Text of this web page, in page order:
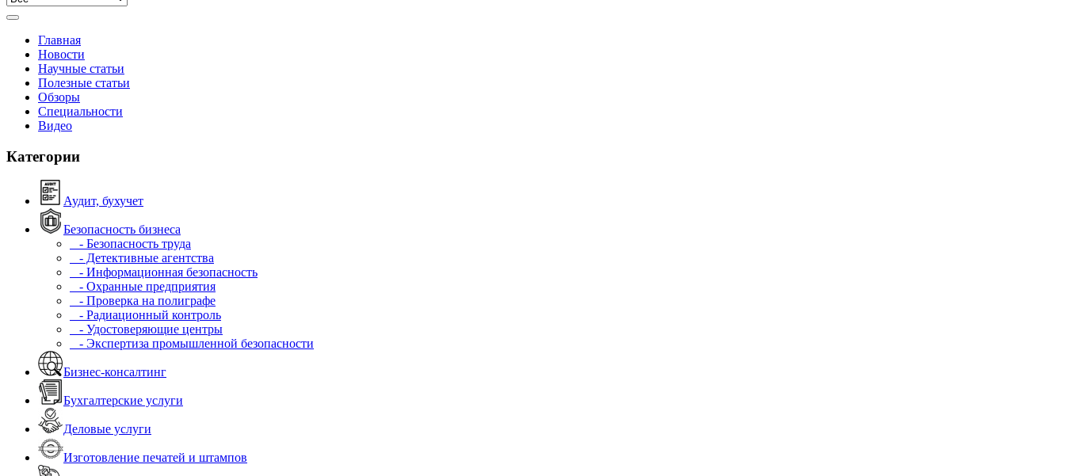
Главная
Новости
Научные статьи
Полезные статьи
Обзоры
Специальности
Видео
Категории
Аудит, бухучет
Безопасность бизнеса
- Безопасность труда
- Детективные агентства
- Информационная безопасность
- Охранные предприятия
- Проверка на полиграфе
- Радиационный контроль
- Удостоверяющие центры
- Экспертиза промышленной безопасности
Бизнес-консалтинг
Бухгалтерские услуги
Деловые услуги
Изготовление печатей и штампов